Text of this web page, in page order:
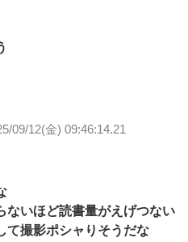
09/12(金) 09:46:14.21
ないほど読書量がえげつない
て撮影ポシャりそうだな